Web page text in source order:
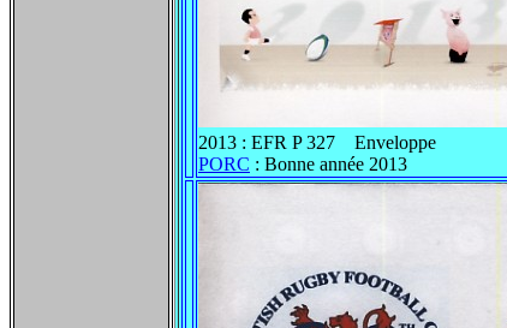
2013 : EFR P 327 Enveloppe
PORC : Bonne année 2013